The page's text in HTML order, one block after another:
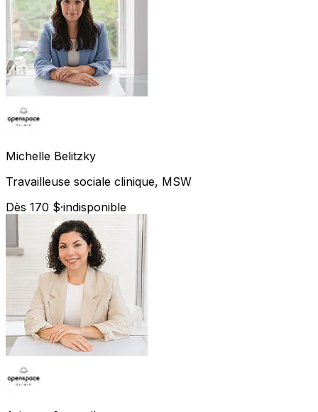
Michelle Belitzky
Travailleuse sociale clinique, MSW
Dès 170 $·indisponible